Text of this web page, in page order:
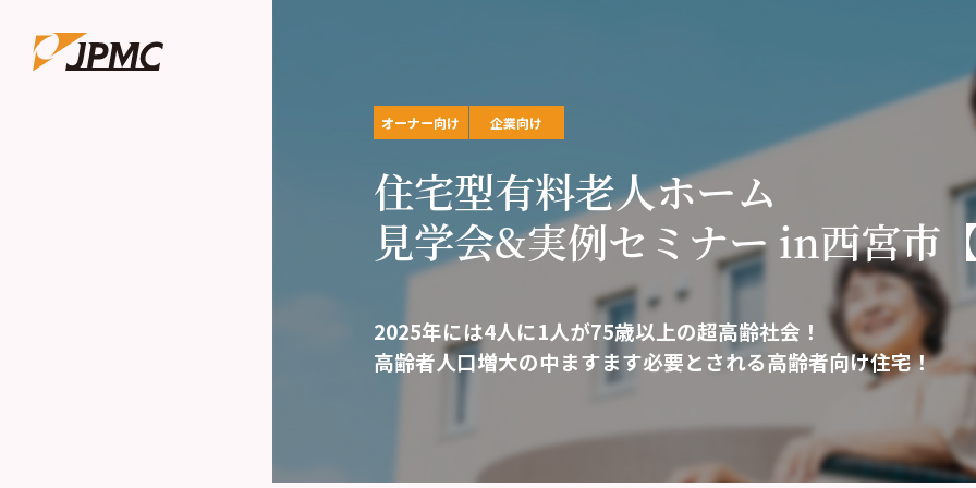
オーナー向け 企業向け
住宅型有料老人ホーム
見学会&実例セミナー in西宮市
2025年には4人に1人が75歳以上の超高齢社会！
高齢者人口増大の中ますます必要とされる高齢者向け住宅！